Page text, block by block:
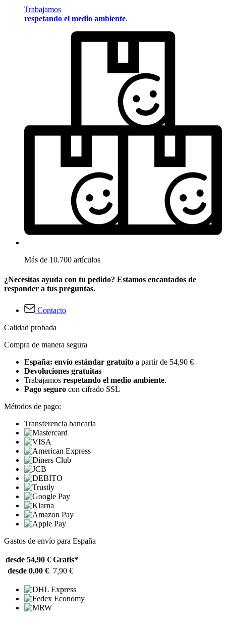
Trabajamos
respetando el medio ambiente.
Más de 10.700 artículos
¿Necesitas ayuda con tu pedido? Estamos encantados de
responder a tus preguntas.
Contacto
Calidad probada
Compra de manera segura
España: envío estándar gratuito a partir de 54,90 €
Devoluciones gratuitas
Trabajamos respetando el medio ambiente.
Pago seguro con cifrado SSL
Métodos de pago:
Transferencia bancaria
Gastos de envío para España
desde 54,90 € Gratis*
desde 0,00 € 7,90 €